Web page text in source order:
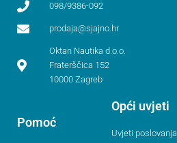
098/9386-092
prodaja@sjajno.hr
Oktan Nautika d.o.o.
Fraterščica 152
10000 Zagreb
Pomoć
Opći uvjeti
Uvjeti poslovanja